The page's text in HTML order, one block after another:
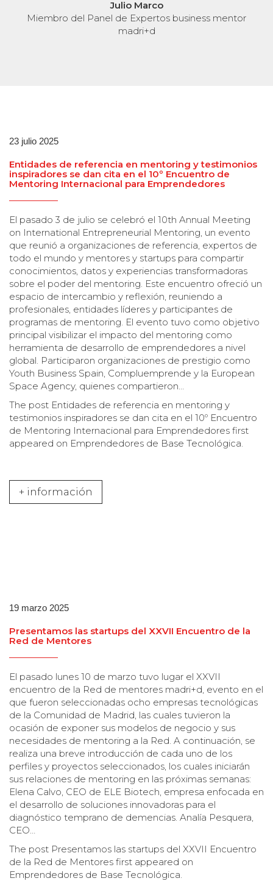
del Panel de Expertos business mentor
23 julio 2025
Entidades de referencia en mentoring y testimonios
inspiradores se dan cita en el 10º Encuentro de
Mentoring Internacional para Emprendedores
El pasado 3 de julio se celebró el 10th Annual Meeting
on International Entrepreneurial Mentoring, un evento
que reunió a organizaciones de referencia, expertos de
todo el mundo y mentores y startups para compartir
conocimientos, datos y experiencias transformadoras
sobre el poder del mentoring. Este encuentro ofreció un
espacio de intercambio y reflexión, reuniendo a
profesionales, entidades líderes y participantes de
programas de mentoring. El evento tuvo como objetivo
principal visibilizar el impacto del mentoring como
herramienta de desarrollo de emprendedores a nivel
global. Participaron organizaciones de prestigio como
Youth Business Spain, Compluemprende y la European
Space Agency, quienes compartieron…
The post Entidades de referencia en mentoring y
testimonios inspiradores se dan cita en el 10º Encuentro
de Mentoring Internacional para Emprendedores first
appeared on Emprendedores de Base Tecnológica.
+ información
19 marzo 2025
Presentamos las startups del XXVII Encuentro de la
Red de Mentores
El pasado lunes 10 de marzo tuvo lugar el XXVII
encuentro de la Red de mentores madri+d, evento en el
que fueron seleccionadas ocho empresas tecnológicas
de la Comunidad de Madrid, las cuales tuvieron la
ocasión de exponer sus modelos de negocio y sus
necesidades de mentoring a la Red. A continuación, se
realiza una breve introducción de cada uno de los
perfiles y proyectos seleccionados, los cuales iniciarán
sus relaciones de mentoring en las próximas semanas:
Elena Calvo, CEO de ELE Biotech, empresa enfocada en
el desarrollo de soluciones innovadoras para el
diagnóstico temprano de demencias. Analía Pesquera,
CEO…
The post Presentamos las startups del XXVII Encuentro
de la Red de Mentores first appeared on
Emprendedores de Base Tecnológica.